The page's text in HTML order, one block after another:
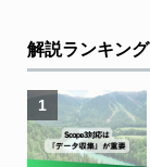
解説ランキング
1